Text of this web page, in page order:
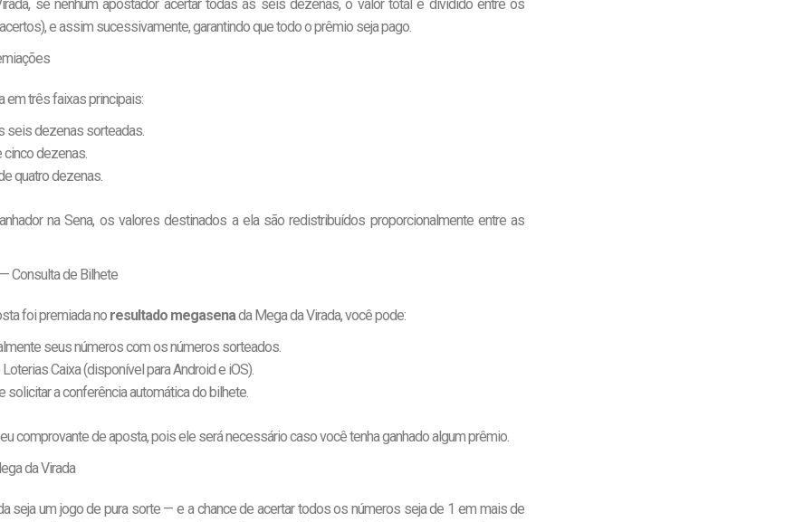
se nenhum apostador acertar todas as seis dezenas, o valor total é dividido entre os
e assim sucessivamente, garantindo que todo o prêmio seja pago.
em três faixas principais:
seis dezenas sorteadas.
dezenas.
quatro dezenas.
na Sena, os valores destinados a ela são redistribuídos proporcionalmente entre as
Consulta de Bilhete
foi premiada no resultado megasenada Mega da Virada, você pode:
seus números com os números sorteados.
Caixa (disponível para Android e iOS).
solicitar a conferência automática do bilhete.
comprovante de aposta, pois ele será necessário caso você tenha ganhado algum prêmio.
da Virada
seja um jogo de pura sorte — e a chance de acertar todos os números seja de 1 em mais de